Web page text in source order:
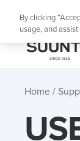
SUUNTO
Home
By clicking
usage, and